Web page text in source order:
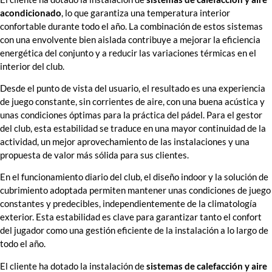
acondicionado, lo que garantiza una temperatura interior
confortable durante todo el año. La combinación de estos sistemas
con una envolvente bien aislada contribuye a mejorar la eficiencia
energética del conjunto y a reducir las variaciones térmicas en el
interior del club.
Desde el punto de vista del usuario, el resultado es una experiencia
de juego constante, sin corrientes de aire, con una buena acústica y
unas condiciones óptimas para la práctica del pádel. Para el gestor
del club, esta estabilidad se traduce en una mayor continuidad de la
actividad, un mejor aprovechamiento de las instalaciones y una
propuesta de valor más sólida para sus clientes.
En el funcionamiento diario del club, el diseño indoor y la solución de
cubrimiento adoptada permiten mantener unas condiciones de juego
constantes y predecibles, independientemente de la climatología
exterior. Esta estabilidad es clave para garantizar tanto el confort
del jugador como una gestión eficiente de la instalación a lo largo de
todo el año.
El cliente ha dotado la instalación desistemas de calefacción y aire